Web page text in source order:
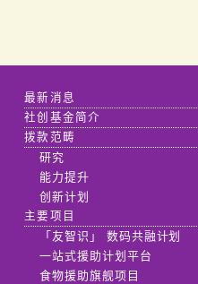
最新消息
社创基金简介
拨款范畴
研究
能力提升
创新计划
主要项目
「友智识」 数码共融计划
一站式援助计划平台
食物援助旗舰项目